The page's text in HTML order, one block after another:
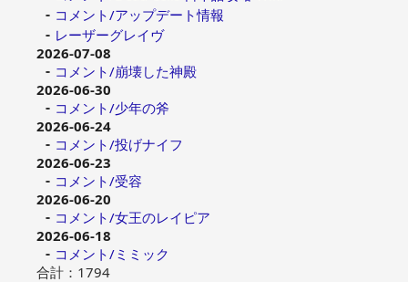
コメント/アップデート情報
レーザーグレイヴ
2026-07-08
コメント/崩壊した神殿
2026-06-30
コメント/少年の斧
2026-06-24
コメント/投げナイフ
2026-06-23
コメント/受容
2026-06-20
コメント/女王のレイピア
2026-06-18
コメント/ミミック
合計：1794